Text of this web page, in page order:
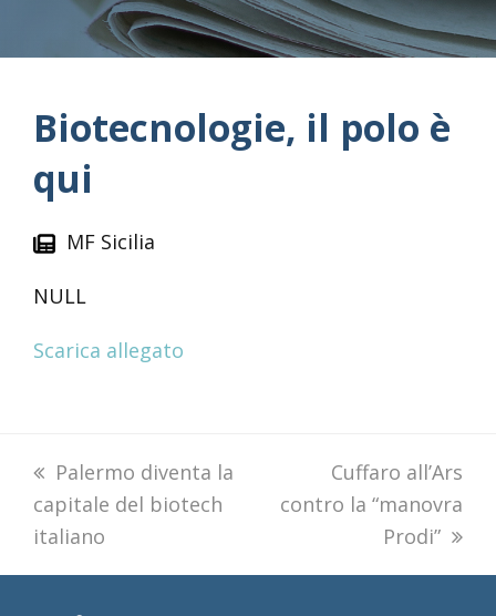
Biotecnologie, il polo è
qui
MF Sicilia
NULL
Scarica allegato
previous
post:
Palermo diventa la
capitale del biotech
italiano
next
post:
Cuffaro all’Ars
contro la “manovra
Prodi”